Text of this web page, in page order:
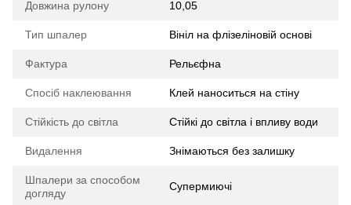
Довжина рулону 10,05
Тип шпалер Вініл на флізеліновій основі
Фактура Рельєфна
Спосіб наклеювання Клей наноситься на стіну
Стійкість до світла Стійкі до світла і впливу води
Видалення Знімаються без залишку
Шпалери за способом
догляду
Супермиючі